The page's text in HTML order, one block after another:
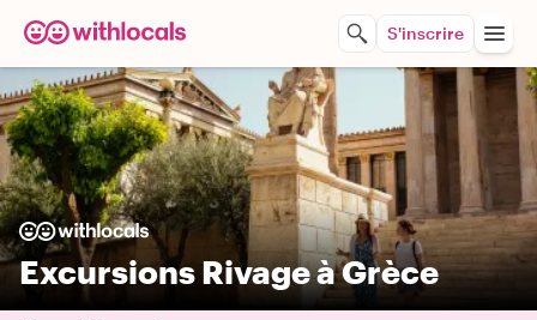
S'inscrire
Excursions Rivage à Grèce